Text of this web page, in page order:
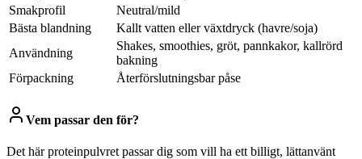
Smakprofil
Neutral/mild
Bästa blandning
Kallt vatten eller växtdryck (havre/soja)
Användning
Shakes, smoothies, gröt, pannkakor, kallrörd
bakning
Förpackning
Återförslutningsbar påse
Vem passar den för?
Det här proteinpulvret passar dig som vill ha ett billigt, lättanvänt